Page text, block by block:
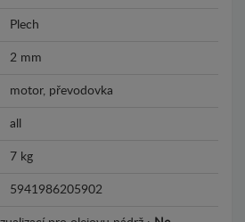
Plech
2 mm
motor, převodovka
all
7 kg
5941986205902